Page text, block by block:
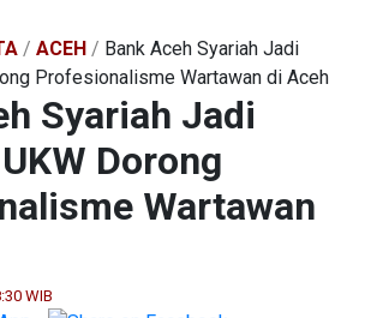
/ ACEH / Bank Aceh Syariah Jadi
Profesionalisme Wartawan di Aceh
Syariah Jadi
Dorong
Wartawan
WIB